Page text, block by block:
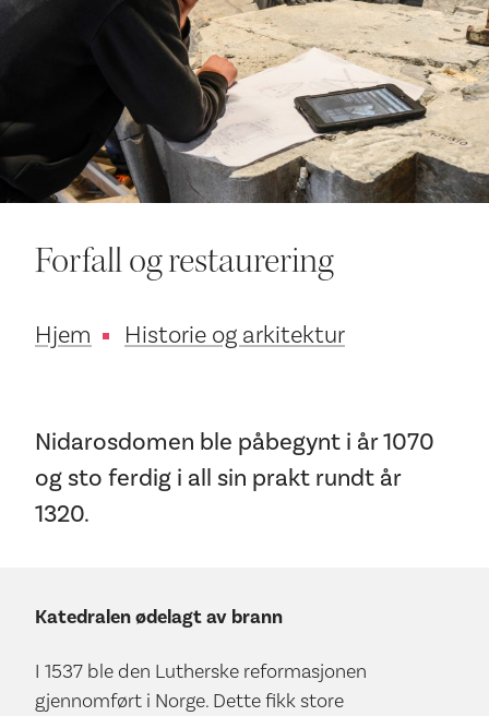
Ditt besøk
Forfall og restaurering
Hjem Historie og arkitektur
Nidarosdomen ble påbegynt i år 1070
og sto ferdig i all sin prakt rundt år
1320.
Katedralen ødelagt av brann
I 1537 ble den Lutherske reformasjonen
gjennomført i Norge. Dette fikk store